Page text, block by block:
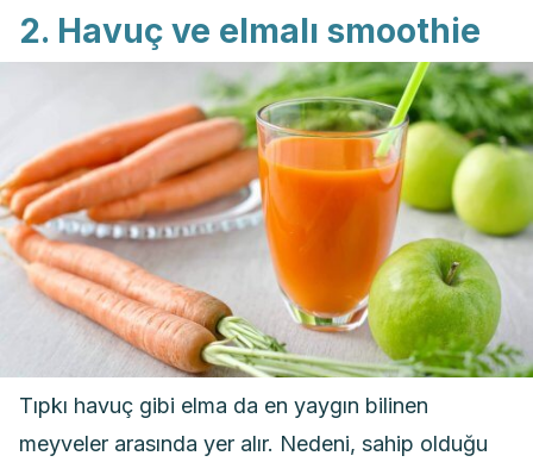
2. Havuç ve elmalı smoothie
Tıpkı havuç gibi elma da en yaygın bilinen
meyveler arasında yer alır. Nedeni, sahip olduğu